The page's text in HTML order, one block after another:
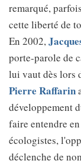
remarqué,
cette liberté de
En 2002,
porte-parole de
lui vaut dès lors
Pierre Raffarin
développement
faire entendre
écologistes,
déclenche de